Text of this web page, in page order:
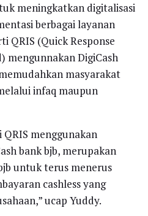
meningkatkan digitalisasi
berbagai layanan
QRIS (Quick Response
mengunnakan DigiCash
masyarakat
infaq maupun
menggunakan
bank bjb, merupakan
untuk terus menerus
cashless yang
ucap Yuddy.